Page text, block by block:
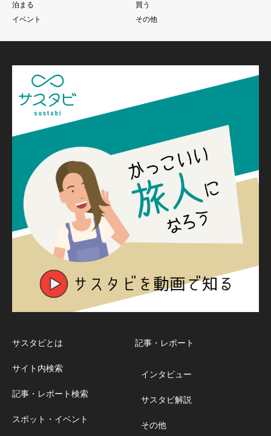
泊まる
買う
イベント
その他
サスタビとは
サイト内検索
記事・レポート検索
スポット・イベント
記事・レポート
インタビュー
サスタビ解説
その他